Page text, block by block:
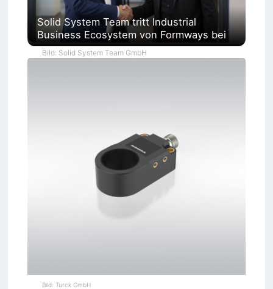
Solid System Team tritt Industrial
Business Ecosystem von Formways bei
Bild: Solid System Team GmbH
Bild: Turck GmbH